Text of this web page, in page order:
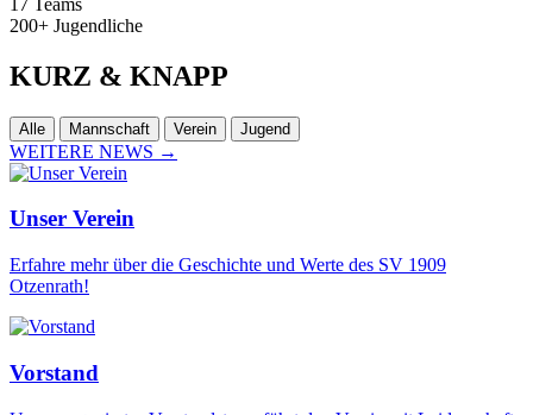
200+ Jugendliche
KURZ & KNAPP
Alle Mannschaft Verein Jugend
WEITERE NEWS →
Unser Verein
Erfahre mehr über die Geschichte und Werte des SV 1909
Otzenrath!
Vorstand